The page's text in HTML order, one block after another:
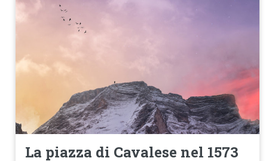
La piazza di Cavalese nel 1573